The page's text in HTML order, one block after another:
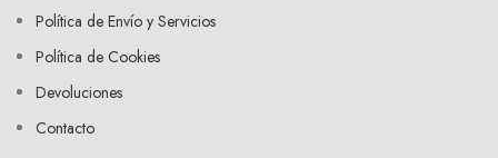
Política de Envío y Servicios
Política de Cookies
Devoluciones
Contacto